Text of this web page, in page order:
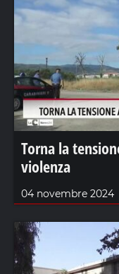
Torna la
violenza
04 novembre 2024